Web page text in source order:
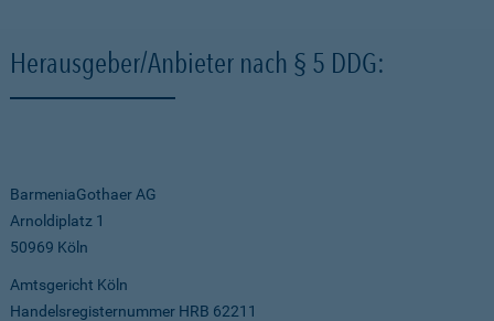
Herausgeber/Anbieter nach § 5 DDG:
BarmeniaGothaer AG
Arnoldiplatz 1
50969 Köln
Amtsgericht Köln
Handelsregisternummer HRB 62211